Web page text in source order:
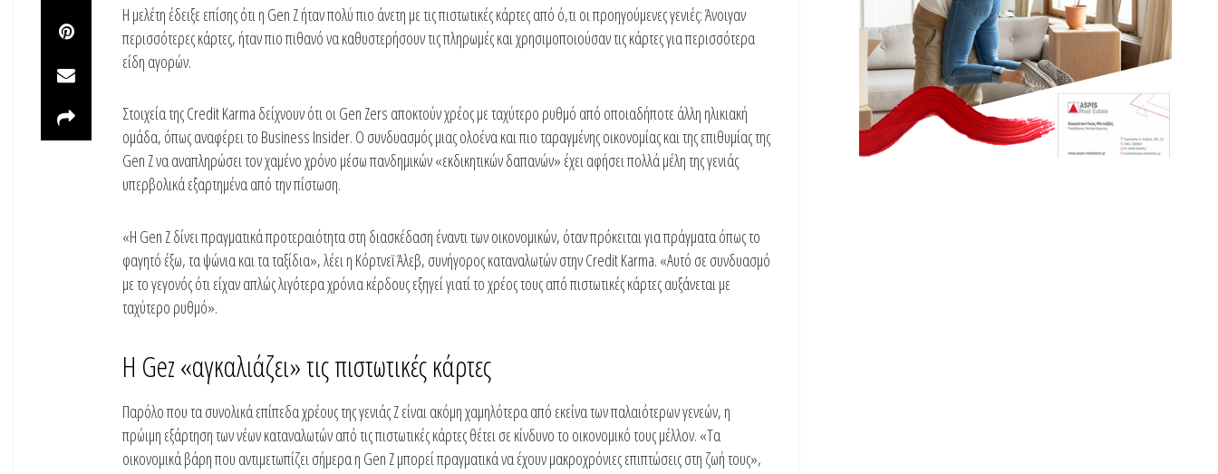
Η μελέτη έδειξε επίσης ότι η Gen Z ήταν πολύ πιο άνετη με τις πιστωτικές κάρτες από ό,τι οι προηγούμενες γενιές: Άνοιγαν
περισσότερες κάρτες, ήταν πιο πιθανό να καθυστερήσουν τις πληρωμές και χρησιμοποιούσαν τις κάρτες για περισσότερα
είδη αγορών.
Στοιχεία της Credit Karma δείχνουν ότι οι Gen Zers αποκτούν χρέος με ταχύτερο ρυθμό από οποιαδήποτε άλλη ηλικιακή
ομάδα, όπως αναφέρει το Business Insider. Ο συνδυασμός μιας ολοένα και πιο ταραγμένης οικονομίας και της επιθυμίας της
Gen Z να αναπληρώσει τον χαμένο χρόνο μέσω πανδημικών «εκδικητικών δαπανών» έχει αφήσει πολλά μέλη της γενιάς
υπερβολικά εξαρτημένα από την πίστωση.
«Η Gen Z δίνει πραγματικά προτεραιότητα στη διασκέδαση έναντι των οικονομικών, όταν πρόκειται για πράγματα όπως το
φαγητό έξω, τα ψώνια και τα ταξίδια», λέει η Κόρτνεϊ Άλεβ, συνήγορος καταναλωτών στην Credit Karma. «Αυτό σε συνδυασμό
με το γεγονός ότι είχαν απλώς λιγότερα χρόνια κέρδους εξηγεί γιατί το χρέος τους από πιστωτικές κάρτες αυξάνεται με
ταχύτερο ρυθμό».
Η Gez «αγκαλιάζει» τις πιστωτικές κάρτες
Παρόλο που τα συνολικά επίπεδα χρέους της γενιάς Z είναι ακόμη χαμηλότερα από εκείνα των παλαιότερων γενεών, η
πρώιμη εξάρτηση των νέων καταναλωτών από τις πιστωτικές κάρτες θέτει σε κίνδυνο το οικονομικό τους μέλλον. «Τα
οικονομικά βάρη που αντιμετωπίζει σήμερα η Gen Z μπορεί πραγματικά να έχουν μακροχρόνιες επιπτώσεις στη ζωή τους»,